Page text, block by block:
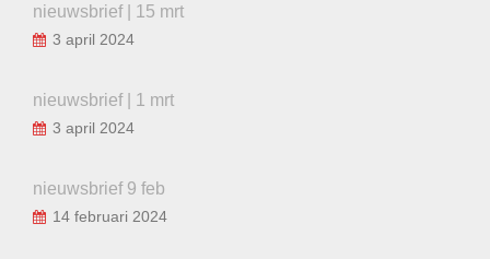
nieuwsbrief | 15 mrt
3 april 2024
nieuwsbrief | 1 mrt
3 april 2024
nieuwsbrief 9 feb
14 februari 2024